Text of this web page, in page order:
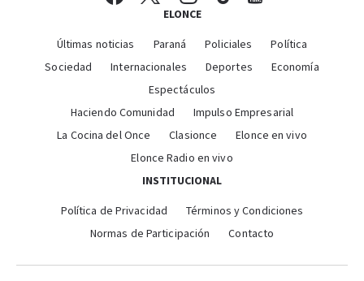
ELONCE
Últimas noticias Paraná Policiales
Política
Sociedad
Internacionales Deportes
Economía
Espectáculos
Haciendo Comunidad
Impulso Empresarial
La Cocina del Once
Clasionce
Elonce en vivo
Elonce Radio en vivo
INSTITUCIONAL
Política de Privacidad
Términos y Condiciones
Normas de Participación
Contacto